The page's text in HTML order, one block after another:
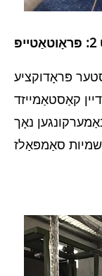
פּראָדוקציע
קאַסטאַמייזד
נאָך